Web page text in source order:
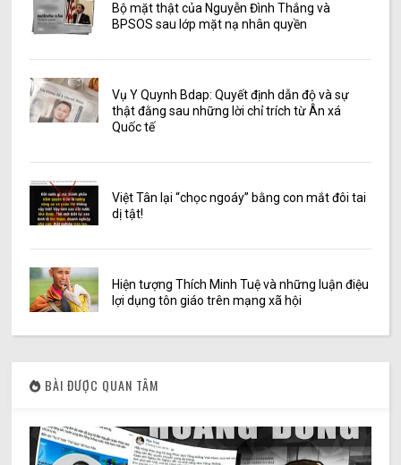
Bộ mặt thật của Nguyễn Đình Thắng và
BPSOS sau lớp mặt nạ nhân quyền
Vụ Y Quynh Bdap: Quyết định dẫn độ và sự
thật đằng sau những lời chỉ trích từ Ân xá
Quốc tế
Việt Tân lại “chọc ngoáy” bằng con mắt đôi tai
dị tật!
Hiện tượng Thích Minh Tuệ và những luận điệu
lợi dụng tôn giáo trên mạng xã hội
BÀI ĐƯỢC QUAN TÂM